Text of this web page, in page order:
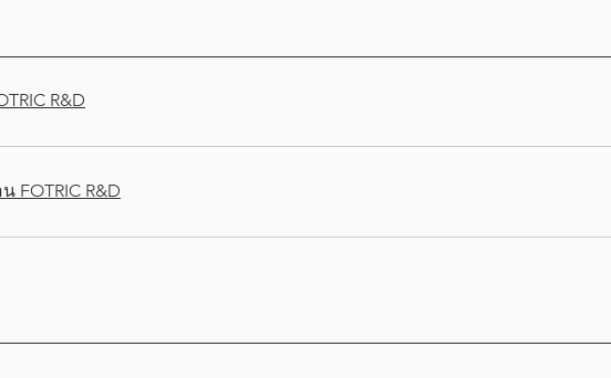
R&D
FOTRIC R&D